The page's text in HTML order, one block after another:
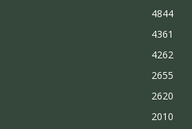
4844
4361
4262
2655
2620
2010